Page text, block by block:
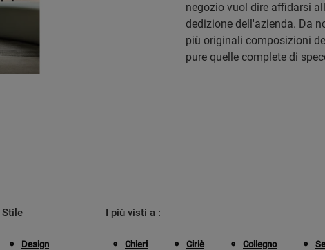
negozio vuol dire affidarsi
dedizione dell'azienda. Da
più originali composizioni
pure quelle complete di
Stile
Design
I più visti a :
Chieri Ciriè Collegno